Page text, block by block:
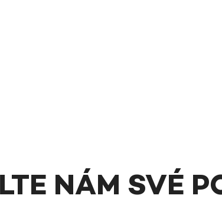
NÁM SVÉ